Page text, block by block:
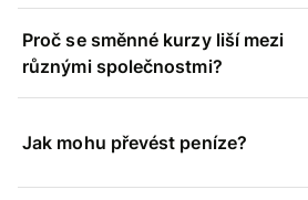
Proč se směnné kurzy liší mezi
různými společnostmi?
Jak mohu převést peníze?